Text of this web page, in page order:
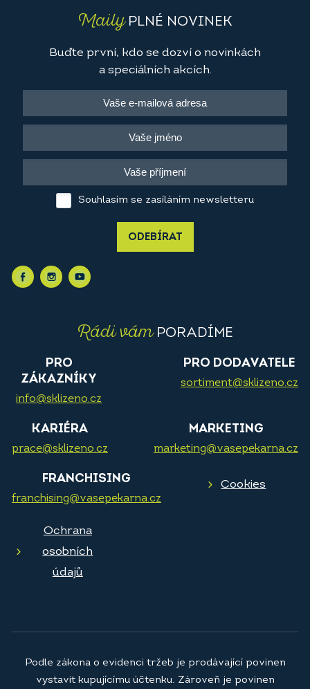
MailyPLNÉ NOVINEK
Buďte první, kdo se dozví o novinkách
a speciálních akcích.
Souhlasím se zasíláním newsletteru
ODEBÍRAT
Rádi vámPORADÍME
PRO
ZÁKAZNÍKY
info@sklizeno.cz
PRO DODAVATELE
sortiment@sklizeno.cz
KARIÉRA
prace@sklizeno.cz
MARKETING
marketing@vasepekarna.cz
FRANCHISING
franchising@vasepekarna.cz
Cookies
Ochrana
osobních
údajů
Podle zákona o evidenci tržeb je prodávající povinen
vystavit kupujícímu účtenku. Zároveň je povinen